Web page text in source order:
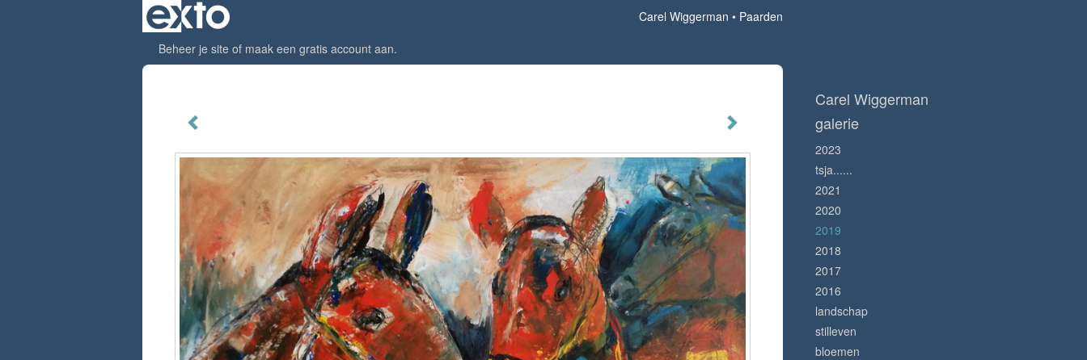
Carel Wiggerman
Paarden
Beheer je site of maak een gratis account aan.
Carel Wiggerman
galerie
2023
tsja......
2021
2020
2019
2018
2017
2016
landschap
stilleven
bloemen